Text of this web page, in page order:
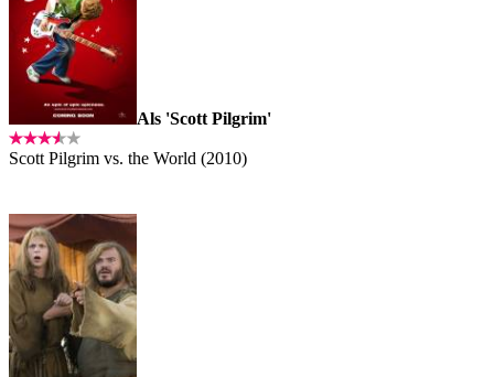
Als 'Scott Pilgrim'
Scott Pilgrim vs. the World (2010)